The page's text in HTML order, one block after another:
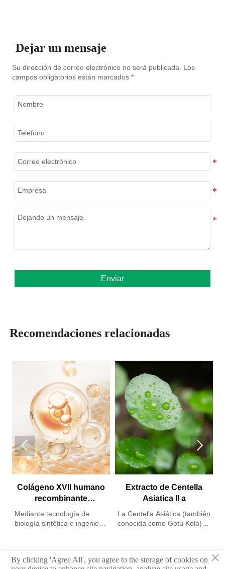
Dejar un mensaje
Su dirección de correo electrónico no será publicada. Los
campos obligatorios están marcados *
Enviar
Recomendaciones relacionadas
Colágeno XVII humano
recombinante
humanizado
Mediante tecnología de
biología sintética e ingeniería
colágeno humano de tipo
Extracto de Centella
Asiatica II a
La Centella Asiática (también
conocida como Gotu Kola),
Apiaceae, que contiene
 
×
By clicking 'Agree All', you agree to the storage of cookies on